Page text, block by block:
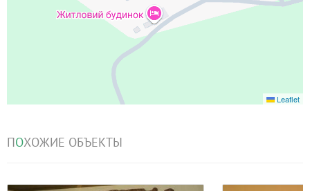
Leaflet
ПОХОЖИЕ ОБЪЕКТЫ